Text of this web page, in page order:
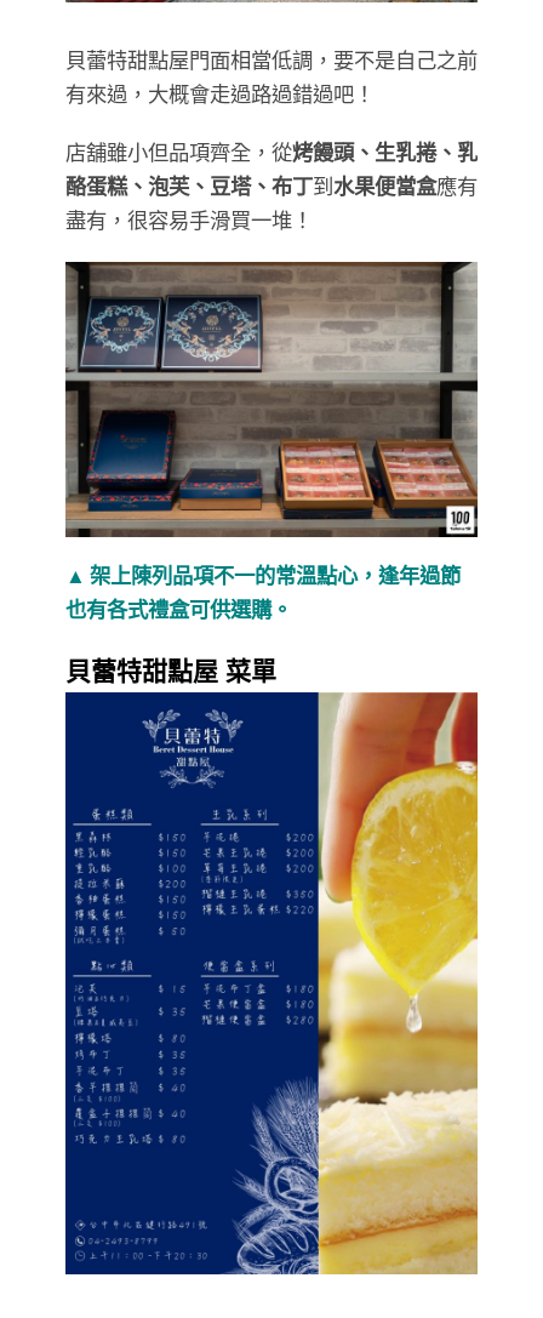
貝蕾特甜點屋門面相當低調，要不是自己之前
有來過，大概會走過路過錯過吧！
店舖雖小但品項齊全，從烤饅頭、生乳捲、乳
酪蛋糕、泡芙、豆塔、布丁到水果便當盒應有
盡有，很容易手滑買一堆！
▲ 架上陳列品項不一的常溫點心，逢年過節
也有各式禮盒可供選購。
貝蕾特甜點屋 菜單